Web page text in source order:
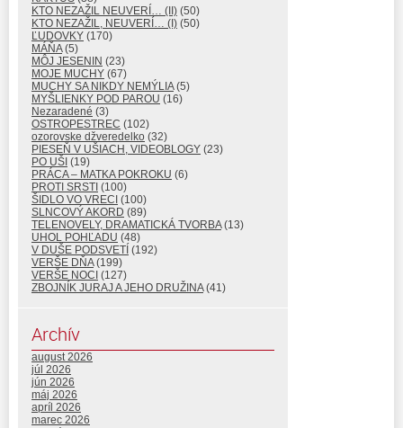
KTO NEZAŽIL NEUVERÍ… (II) (50)
KTO NEZAŽIL, NEUVERÍ… (I) (50)
ĽUDOVKY (170)
MÁŇA(5)
MÔJ JESENIN (23)
MOJE MUCHY (67)
MUCHY SA NIKDY NEMÝLIA(5)
MYŠLIENKY POD PAROU (16)
Nezaradené (3)
OSTROPESTREC (102)
ozorovske džveredelko (32)
PIESEŇ V UŠIACH, VIDEOBLOGY (23)
PO UŠI (19)
PRÁCA – MATKA POKROKU (6)
PROTI SRSTI (100)
ŠIDLO VO VRECI (100)
SLNCOVÝ AKORD (89)
TELENOVELY, DRAMATICKÁ TVORBA(13)
UHOL POHĽADU (48)
V DUŠE PODSVETÍ (192)
VERŠE DŇA(199)
VERŠE NOCI (127)
ZBOJNÍK JURAJ A JEHO DRUŽINA(41)
Archív
august 2026
júl 2026
jún 2026
máj 2026
apríl 2026
marec 2026